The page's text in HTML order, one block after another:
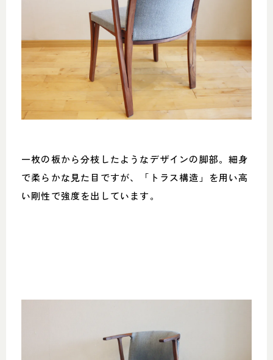
一枚の板から分枝したようなデザインの脚部。細身
で柔らかな見た目ですが、「トラス構造」を用い高
い剛性で強度を出しています。